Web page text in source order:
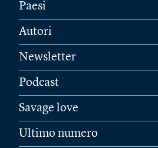
Paesi
Autori
Newsletter
Podcast
Savage love
Ultimo numero